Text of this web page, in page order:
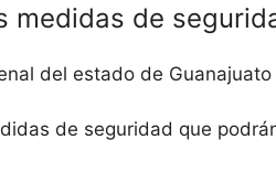
medidas de
del estado de
de seguridad que